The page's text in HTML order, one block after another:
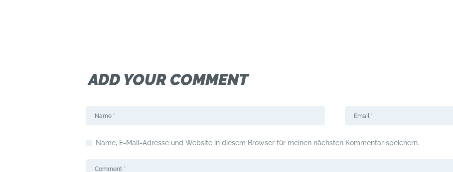
ADD YOUR COMMENT
Name, E-Mail-Adresse und Website in diesem Browser für meinen nächsten Kommentar speichern.